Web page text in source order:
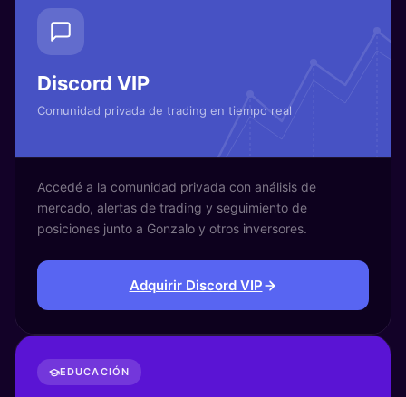
Discord VIP
Comunidad privada de trading en tiempo real
Accedé a la comunidad privada con análisis de
mercado, alertas de trading y seguimiento de
posiciones junto a Gonzalo y otros inversores.
Adquirir Discord VIP
EDUCACIÓN